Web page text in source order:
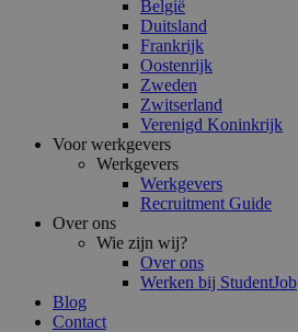
België
Duitsland
Frankrijk
Oostenrijk
Zweden
Zwitserland
Verenigd Koninkrijk
Voor werkgevers
Werkgevers
Werkgevers
Recruitment Guide
Over ons
Wie zijn wij?
Over ons
Werken bij StudentJob
Blog
Contact